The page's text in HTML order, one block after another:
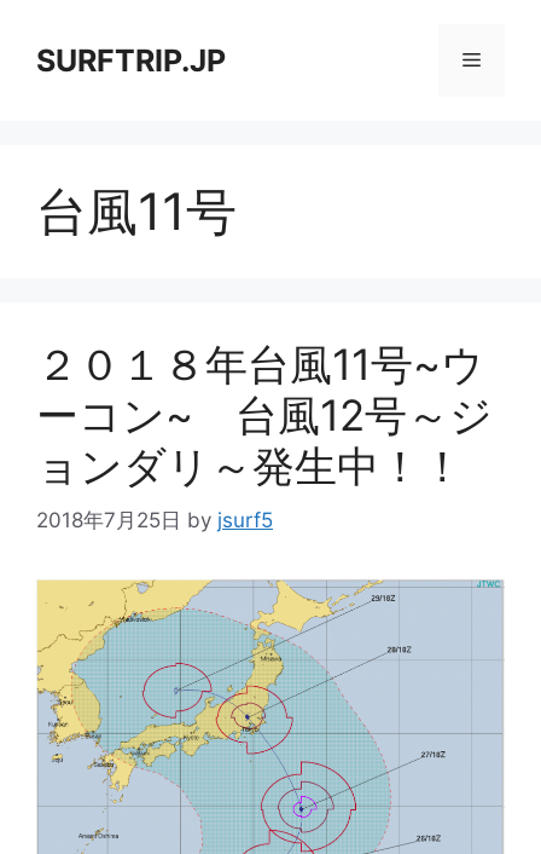
SURFTRIP.JP メ
台風11号
２０１８年台風11号~ウ
ーコン~ 台風12号～ジ
ョンダリ～発生中！！
2018年7月25日 by jsurf5